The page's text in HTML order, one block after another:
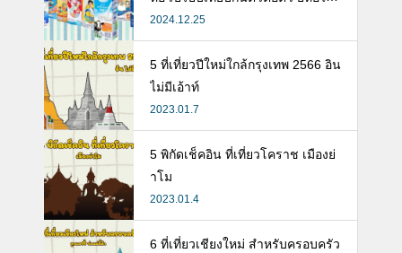
นดี พร้อมแนะวิธีการเลือกนมกล่องใ
ห้ลูก
2024.12.25
5 ที่เที่ยวปีใหม่ใกล้กรุงเทพ 2566 อิน
ไม่มีเอ้าท์
2023.01.7
5 พิกัดเช็คอิน ที่เที่ยวโคราช เมืองย่
าโม
2023.01.4
6 ที่เที่ยวเชียงใหม่ สำหรับครอบครัว